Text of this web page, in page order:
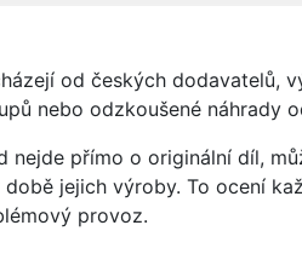
od českých dodavatelů,
nebo odzkoušené náhrady
nejde přímo o originální díl,
době jejich výroby. To ocení
provoz.